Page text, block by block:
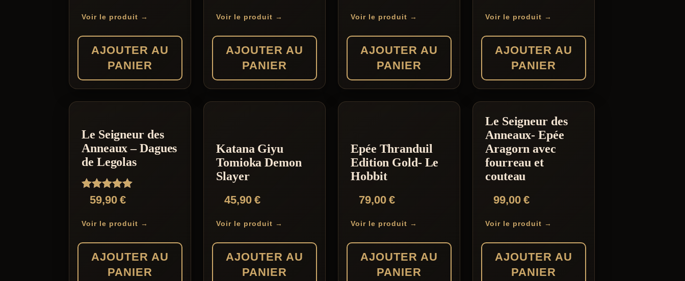
Voir le produit →
AJOUTER AU
PANIER
Voir le produit →
AJOUTER AU
PANIER
Voir le produit →
AJOUTER AU
PANIER
Voir le produit →
AJOUTER AU
PANIER
Le Seigneur des
Anneaux – Dagues
de Legolas
Note
5.00
59,90€
Voir le produit →
AJOUTER AU
PANIER
Katana Giyu
Tomioka Demon
Slayer
45,90€
Voir le produit →
AJOUTER AU
PANIER
Epée Thranduil
Edition Gold- Le
Hobbit
79,00€
Voir le produit →
AJOUTER AU
PANIER
Le Seigneur des
Anneaux- Epée
Aragorn avec
fourreau et
couteau
99,00€
Voir le produit →
AJOUTER AU
PANIER